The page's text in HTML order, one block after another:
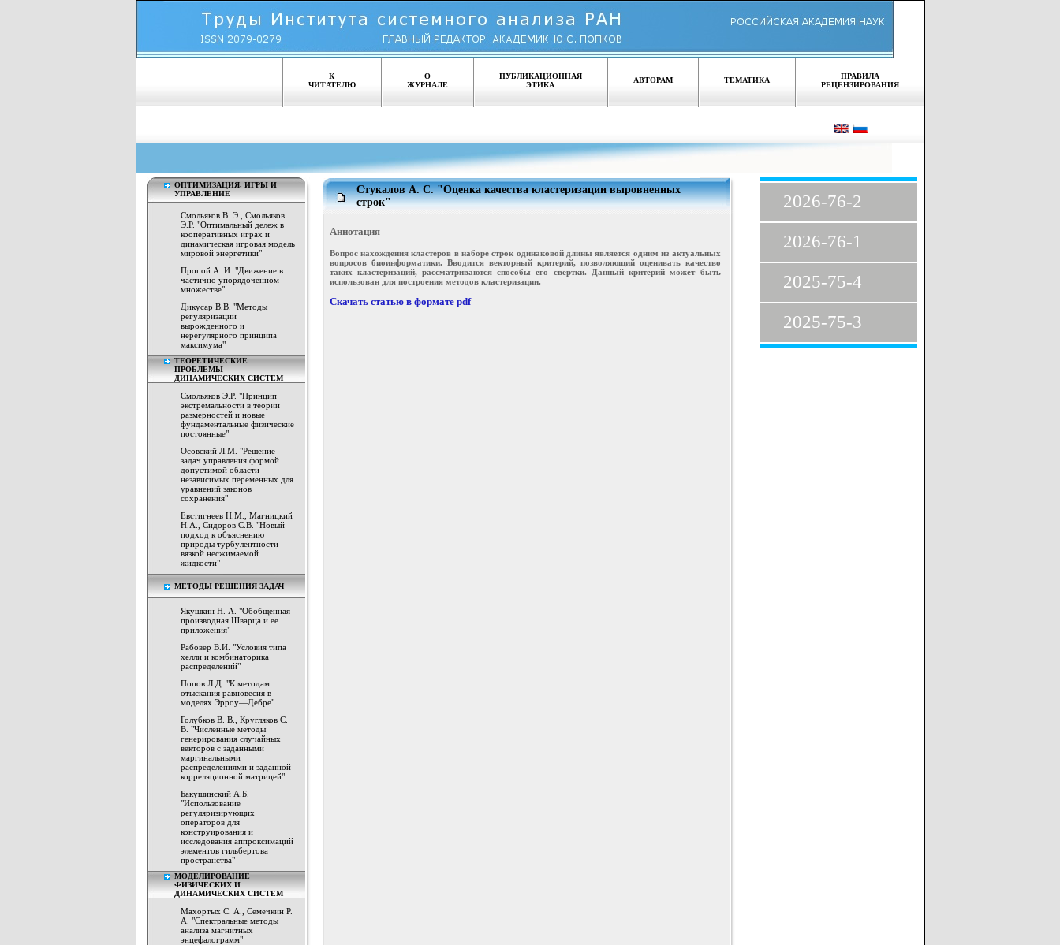
К
ЧИТАТЕЛЮ
О
ЖУРНАЛЕ
ПУБЛИКАЦИОННАЯ
ЭТИКА
АВТОРАМ ТЕМАТИКА
ПРАВИЛА
РЕЦЕНЗИРОВАНИЯ
ОПТИМИЗАЦИЯ, ИГРЫ И
УПРАВЛЕНИЕ
Смольяков В. Э., Смольяков
Э.Р. "Оптимальный дележ в
кооперативных играх и
динамическая игровая модель
мировой энергетики"
Пропой А. И. "Движение в
частично упорядоченном
множестве"
Дикусар В.В. "Методы
регуляризации
вырожденного и
нерегулярного принципа
максимума"
ТЕОРЕТИЧЕСКИЕ
ПРОБЛЕМЫ
ДИНАМИЧЕСКИХ СИСТЕМ
Смольяков Э.Р. "Принцип
экстремальности в теории
размерностей и новые
фундаментальные физические
постоянные"
Осовский Л.М. "Решение
задач управления формой
допустимой области
независимых переменных для
уравнений законов
сохранения"
Евстигнеев Н.М., Магницкий
Н.А., Сидоров С.В. "Новый
подход к объяснению
природы турбулентности
вязкой несжимаемой
жидкости"
МЕТОДЫ РЕШЕНИЯ ЗАДАЧ
Якушкин Н. А. "Обобщенная
производная Шварца и ее
приложения"
Рабовер В.И. "Условия типа
хелли и комбинаторика
распределений"
Попов Л.Д. "К методам
отыскания равновесия в
моделях Эрроу—Дебре"
Голубков В. В., Кругляков С.
В. "Численные методы
генерирования случайных
векторов с заданными
маргинальными
распределениями и заданной
корреляционной матрицей"
Бакушинский А.Б.
"Использование
регуляризирующих
операторов для
конструирования и
исследования аппроксимаций
элементов гильбертова
пространства"
МОДЕЛИРОВАНИЕ
ФИЗИЧЕСКИХ И
ДИНАМИЧЕСКИХ СИСТЕМ
Махортых С. А., Семечкин Р.
А. "Спектральные методы
анализа магнитных
энцефалограмм"
Стукалов А. С. "Оценка качества кластеризации выровненных
строк"
Аннотация
Вопрос нахождения кластеров в наборе строк одинаковой длины является одним из актуальных
вопросов биоинформатики. Вводится векторный критерий, позволяющий оценивать качество
таких кластеризаций, рассматриваются способы его свертки. Данный критерий может быть
использован для построения методов кластеризации.
Скачать статью в формате pdf
2026-76-2
2026-76-1
2025-75-4
2025-75-3